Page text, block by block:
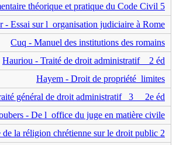
théorique et pratique du Code Civil 5
- Essai sur l_organisation judiciaire à Rome
Cuq - Manuel des institutions des romains
Hauriou - Traité de droit administratif _ 2 éd
Hayem - Droit de propriété_limites
général de droit administratif _3__ 2e éd
- De l_office du juge en matière civile
la réligion chrétienne sur le droit public 2